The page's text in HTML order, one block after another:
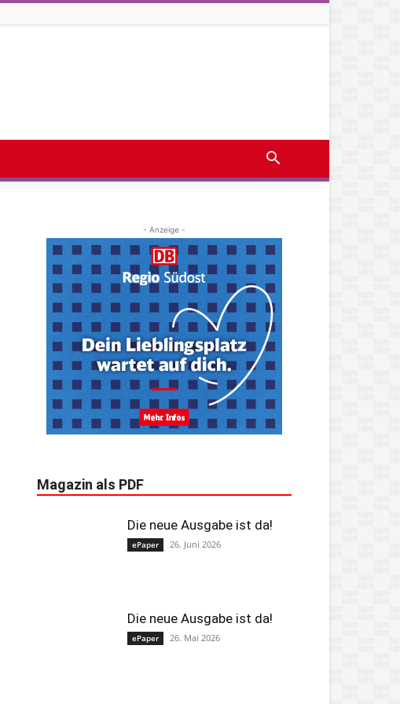
- Anzeige -
Magazin als PDF
Die neue Ausgabe ist da!
ePaper 26. Juni 2026
Die neue Ausgabe ist da!
ePaper 26. Mai 2026